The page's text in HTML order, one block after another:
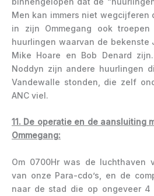
Men kan immers niet wegcijferen
in zijn Ommegang ook
huurlingen waarvan de bekenste
Mike Hoare en Bob Denard
Noddyn zijn andere huurlingen
Vandewalle stonden, die zelf
ANC viel.
11. De operatie en de aansluiting
Ommegang:
Om 0700Hr was de luchthaven
van onze Para-cdo’s, en de
naar de stad die op ongeveer 4